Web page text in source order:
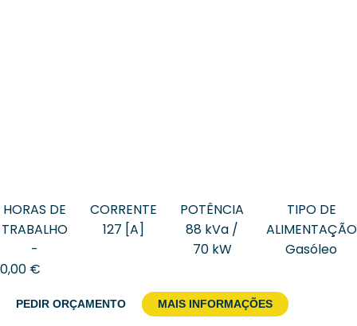
HORAS DE
TRABALHO
-
CORRENTE
127 [A]
POTÊNCIA
88 kVa /
70 kW
TIPO DE
ALIMENTAÇÃO
Gasóleo
0,00 €
PEDIR ORÇAMENTO MAIS INFORMAÇÕES